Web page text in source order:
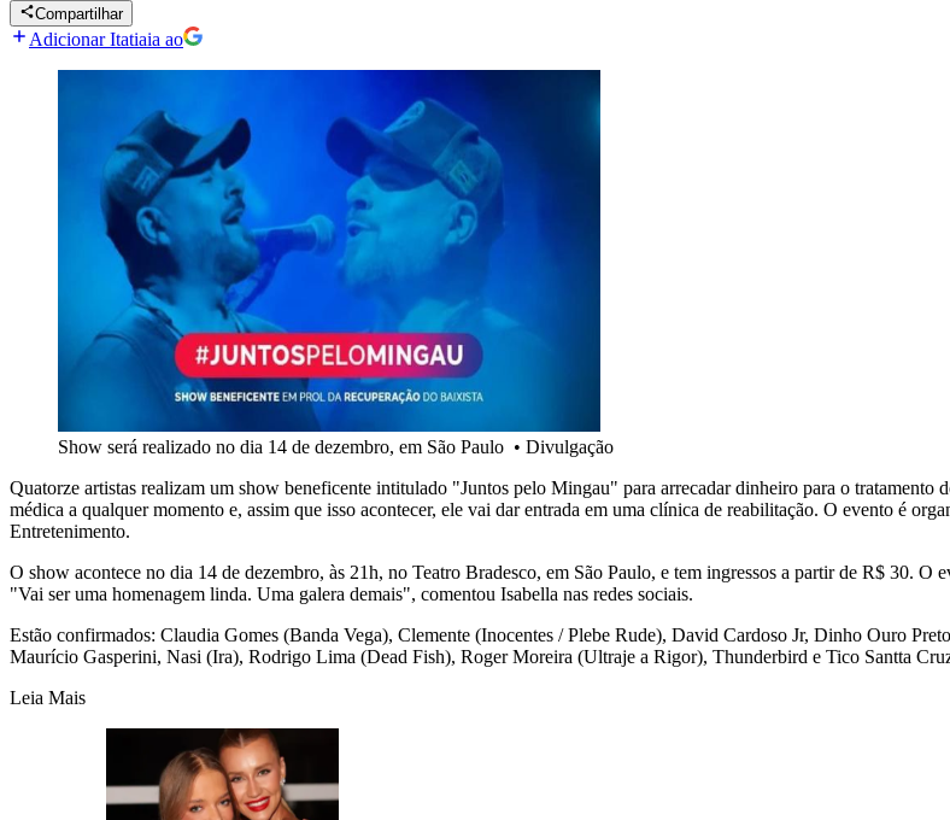
Compartilhar
Adicionar Itatiaia ao
Show será realizado no dia 14 de dezembro, em São Paulo • Divulgação
Quatorze artistas realizam um show beneficente intitulado "Juntos pelo Mingau" para arrecadar dinheiro para o
médica a qualquer momento e, assim que isso acontecer, ele vai dar entrada em uma clínica de reabilitação. O evento é
Entretenimento.
O show acontece no dia 14 de dezembro, às 21h, no Teatro Bradesco, em São Paulo, e tem ingressos a partir de R$ 30.
"Vai ser uma homenagem linda. Uma galera demais", comentou Isabella nas redes sociais.
Estão confirmados: Claudia Gomes (Banda Vega), Clemente (Inocentes / Plebe Rude), David Cardoso Jr, Dinho Ouro
Maurício Gasperini, Nasi (Ira), Rodrigo Lima (Dead Fish), Roger Moreira (Ultraje a Rigor), Thunderbird e Tico Santta
Leia Mais